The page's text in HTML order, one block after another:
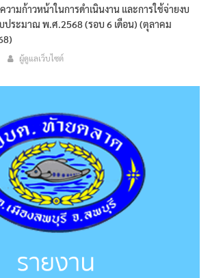
ามก้าวหน้าในการดำเนินงาน และการใช้จ่ายงบ
ประมาณ พ.ศ.2568 (รอบ 6 เดือน) (ตุลาคม
ผู้ดูแลเว็บไซต์